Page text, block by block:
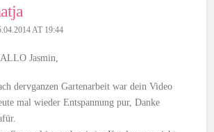
AT 19:44
Jasmin,
dervganzen Gartenarbeit war dein Video
mal wieder Entspannung pur, Danke